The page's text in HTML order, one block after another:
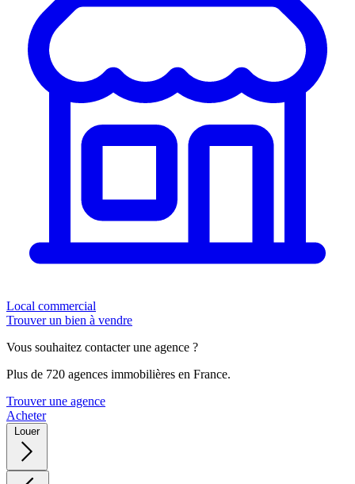
Local commercial
Trouver un bien à vendre
Vous souhaitez contacter une agence ?
Plus de 720 agences immobilières en France.
Trouver une agence
Acheter
Louer